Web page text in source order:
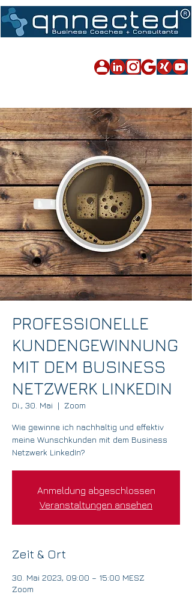
PROFESSIONELLE
KUNDENGEWINNUNG
MIT DEM BUSINESS
NETZWERK LINKEDIN
Di., 30. Mai
  |
Zoom
Wie gewinne ich nachhaltig und effektiv
meine Wunschkunden mit dem Business
Netzwerk LinkedIn?
Anmeldung abgeschlossen
Veranstaltungen ansehen
Zeit & Ort
30. Mai 2023, 09:00 – 15:00 MESZ
Zoom